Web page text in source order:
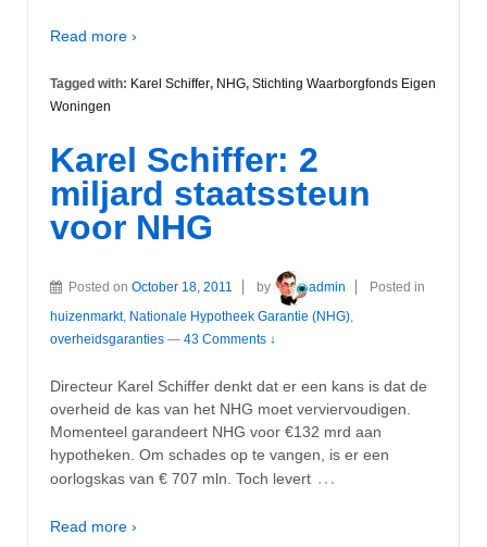
Read more ›
Tagged with: Karel Schiffer, NHG, Stichting Waarborgfonds Eigen
Woningen
Karel Schiffer: 2
miljard staatssteun
voor NHG
Posted on October 18, 2011 by admin
Posted in
huizenmarkt, Nationale Hypotheek Garantie (NHG),
overheidsgaranties — 43 Comments ↓
Directeur Karel Schiffer denkt dat er een kans is dat de
overheid de kas van het NHG moet verviervoudigen.
Momenteel garandeert NHG voor €132 mrd aan
hypotheken. Om schades op te vangen, is er een
oorlogskas van € 707 mln. Toch levert …
Read more ›